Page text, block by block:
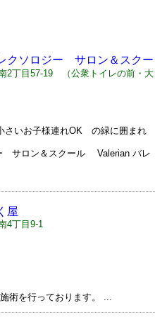
クソロジー サロン＆スクー
レリアン
2丁目57-19 （公衆トイレの前・大
さいお子様連れOK の緑に囲まれ
サロン＆スクール Valerian バレ
屋
4丁目9-1
術を行っております。 ...